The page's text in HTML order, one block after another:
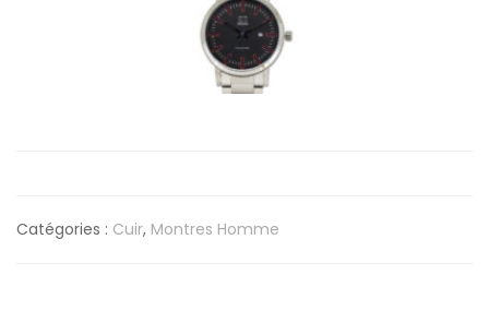
Catégories : Cuir, Montres Homme